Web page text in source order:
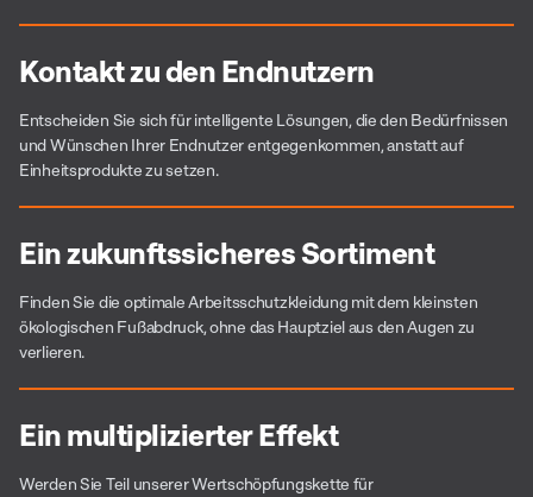
Kontakt zu den Endnutzern
Entscheiden Sie sich für intelligente Lösungen, die den Bedürfnissen
und Wünschen Ihrer Endnutzer entgegenkommen, anstatt auf
Einheitsprodukte zu setzen.
Ein zukunftssicheres Sortiment
Finden Sie die optimale Arbeitsschutzkleidung mit dem kleinsten
ökologischen Fußabdruck, ohne das Hauptziel aus den Augen zu
verlieren.
Ein multiplizierter Effekt
Werden Sie Teil unserer Wertschöpfungskette für